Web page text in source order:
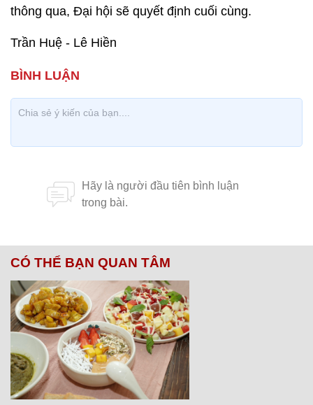
thông qua, Đại hội sẽ quyết định cuối cùng.
Trần Huệ - Lê Hiền
CÓ THỂ BẠN QUAN TÂM